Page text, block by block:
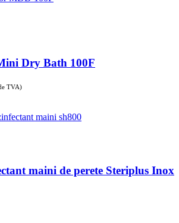
Dry Bath 100F
TVA)
maini de perete Steriplus Inox